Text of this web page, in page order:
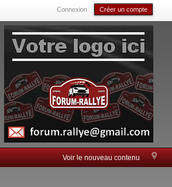
Connexion Créer un compte
Voir le nouveau contenu